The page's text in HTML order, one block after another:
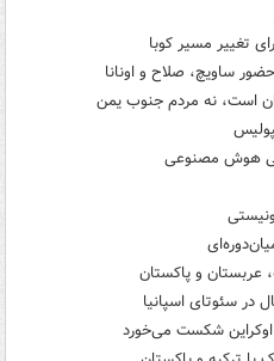
تغییر مسیر کوبا
ساویچ، صلاح و اونانا
است، نه مردم جنوب یمن
هوش مصنوعی
عربستان و پاکستان
شکست می‌خورد